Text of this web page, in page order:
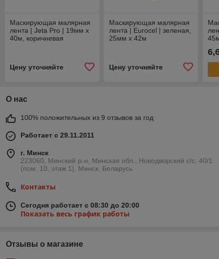
Маскирующая малярная
лента | Jeta Pro | 19мм х
40м, коричневая
Цену уточняйте
Маскирующая малярная
лента | Eurocel | зеленая,
25мм х 42м
Цену уточняйте
О нас
100% положительных из 9 отзывов за год
Работает с 29.11.2011
г. Минск
223060, Минский р-н, Минская обл., Новодворский с/с, 40/1
(пом. 10, этаж 1), Минск, Беларусь
Контакты
Сегодня работает с 08:30 до 20:00
Показать весь график работы
Отзывы о магазине